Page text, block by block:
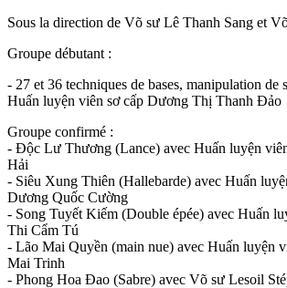
Sous la direction de Võ sư Lê Thanh Sang et
Groupe débutant :
- 27 et 36 techniques de bases, manipulation de
Huấn luyện viên sơ cấp Dương Thị Thanh Đảo
Groupe confirmé :
- Độc Lư Thương (Lance) avec Huấn luyện
Hải
- Siêu Xung Thiên (Hallebarde) avec Huấn
Dương Quốc Cường
- Song Tuyết Kiếm (Double épée) avec Huấn
Thi Cẩm Tú
- Lão Mai Quyền (main nue) avec Huấn luyện
Mai Trinh
- Phong Hoa Đao (Sabre) avec Võ sư Lesoil